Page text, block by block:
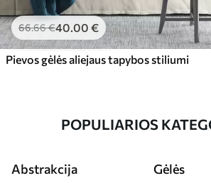
66.66€40.00 €
Pievos gėlės aliejaus tapybos stiliumi
POPULIARIOS
Abstrakcija
Gėlės